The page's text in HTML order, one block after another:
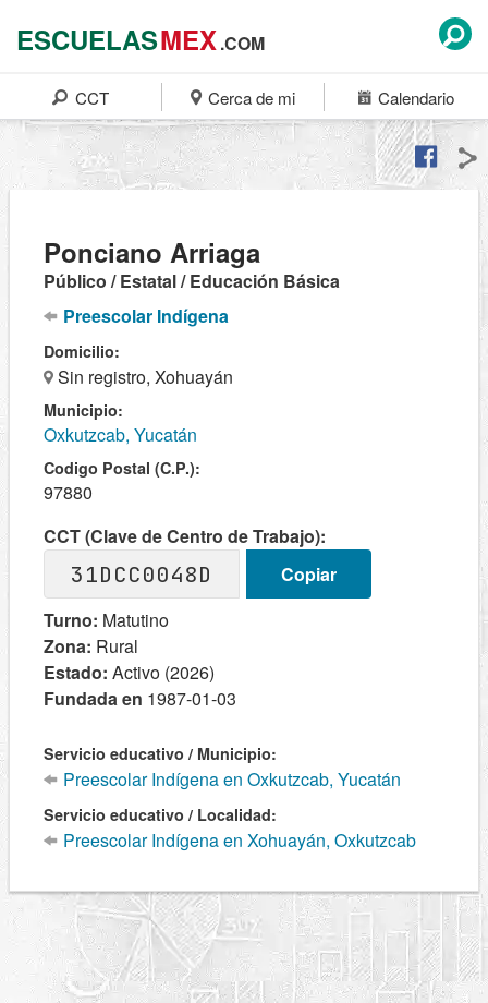
ESCUELASMEX.COM
CCT Cerca de mi Calendario
Ponciano Arriaga
Público / Estatal / Educación Básica
Preescolar Indígena
Domicilio:
Sin registro, Xohuayán
Municipio:
Oxkutzcab, Yucatán
Codigo Postal (C.P.):
97880
CCT (Clave de Centro de Trabajo):
31DCC0048D
Copiar
Turno: Matutino
Zona: Rural
Estado: Activo (2026)
Fundada en 1987-01-03
Servicio educativo / Municipio:
Preescolar Indígena en Oxkutzcab, Yucatán
Servicio educativo / Localidad:
Preescolar Indígena en Xohuayán, Oxkutzcab